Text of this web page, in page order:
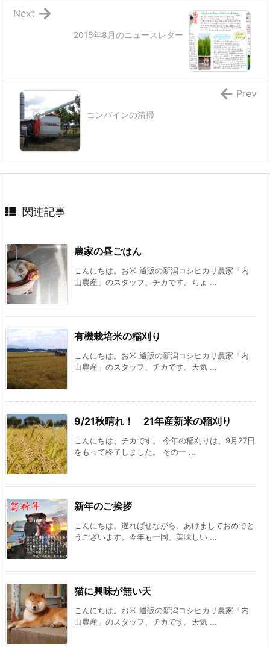
2015年8月のニュースレター
Next
コンバインの清掃
Prev
関連記事
農家の昼ごはん
こんにちは。お米 通販の新潟コシヒカリ農家「内
山農産」のスタッフ、チカです。ちょ ...
有機栽培米の稲刈り
こんにちは。お米 通販の新潟コシヒカリ農家「内
山農産」のスタッフ、チカです。天気 ...
9/21秋晴れ！ 21年産新米の稲刈り
こんにちは、チカです。 今年の稲刈りは、9月27日
をもって終了しました。 その一 ...
新年のご挨拶
こんにちは。遅ればせながら、あけましておめでと
うございます。今年も一同、美味しい ...
猫に興味が無い天
こんにちは。お米 通販の新潟コシヒカリ農家「内
山農産」のスタッフ、チカです。天気 ...